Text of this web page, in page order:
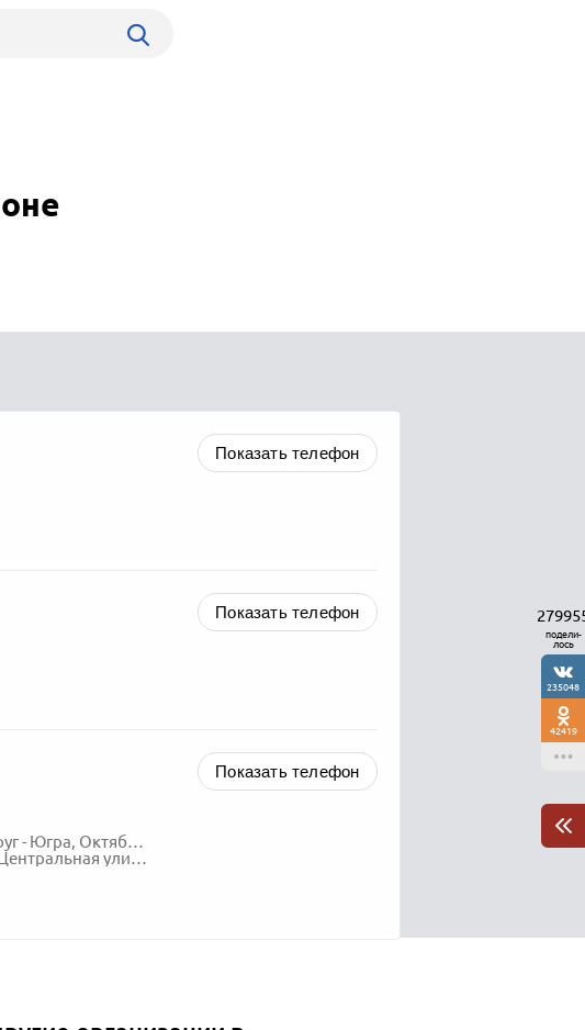
Показать телефон
Показать телефон
Ханты-Мансийский автономный округ - Югра, Октябрьский район,
улица, 1-А
Показать телефон
подели-
лось
235048
42419